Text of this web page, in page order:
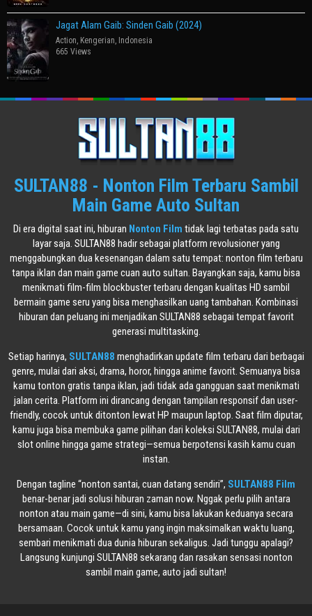
Jagat Alam Gaib: Sinden Gaib (2024)
Action, Kengerian, Indonesia
665 Views
SULTAN88 - Nonton Film Terbaru Sambil
Main Game Auto Sultan
Di era digital saat ini, hiburan Nonton Film tidak lagi terbatas pada satu
layar saja. SULTAN88 hadir sebagai platform revolusioner yang
menggabungkan dua kesenangan dalam satu tempat: nonton film terbaru
tanpa iklan dan main game cuan auto sultan. Bayangkan saja, kamu bisa
menikmati film-film blockbuster terbaru dengan kualitas HD sambil
bermain game seru yang bisa menghasilkan uang tambahan. Kombinasi
hiburan dan peluang ini menjadikan SULTAN88 sebagai tempat favorit
generasi multitasking.
Setiap harinya, SULTAN88 menghadirkan update film terbaru dari berbagai
genre, mulai dari aksi, drama, horor, hingga anime favorit. Semuanya bisa
kamu tonton gratis tanpa iklan, jadi tidak ada gangguan saat menikmati
jalan cerita. Platform ini dirancang dengan tampilan responsif dan user-
friendly, cocok untuk ditonton lewat HP maupun laptop. Saat film diputar,
kamu juga bisa membuka game pilihan dari koleksi SULTAN88, mulai dari
slot online hingga game strategi—semua berpotensi kasih kamu cuan
instan.
Dengan tagline “nonton santai, cuan datang sendiri”, SULTAN88 Film
benar-benar jadi solusi hiburan zaman now. Nggak perlu pilih antara
nonton atau main game—di sini, kamu bisa lakukan keduanya secara
bersamaan. Cocok untuk kamu yang ingin maksimalkan waktu luang,
sembari menikmati dua dunia hiburan sekaligus. Jadi tunggu apalagi?
Langsung kunjungi SULTAN88 sekarang dan rasakan sensasi nonton
sambil main game, auto jadi sultan!